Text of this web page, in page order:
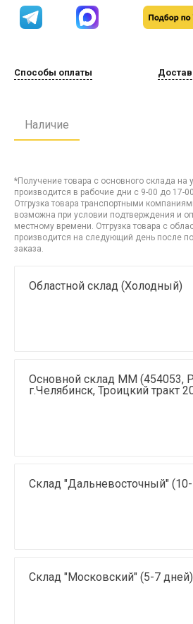
Способы оплаты
Наличие
*Получение товара с основного склада на
производится в рабочие дни с 9-00 до 17-
Отгрузка товара транспортными
возможна при условии подтверждения и
местному времени. Отгрузка товара с
производится на следующий день после
заказа.
Областной склад (Холодный)
Основной склад ММ (454053,
г.Челябинск, Троицкий тракт
Склад "Дальневосточный"
Склад "Московский" (5-7 дней)